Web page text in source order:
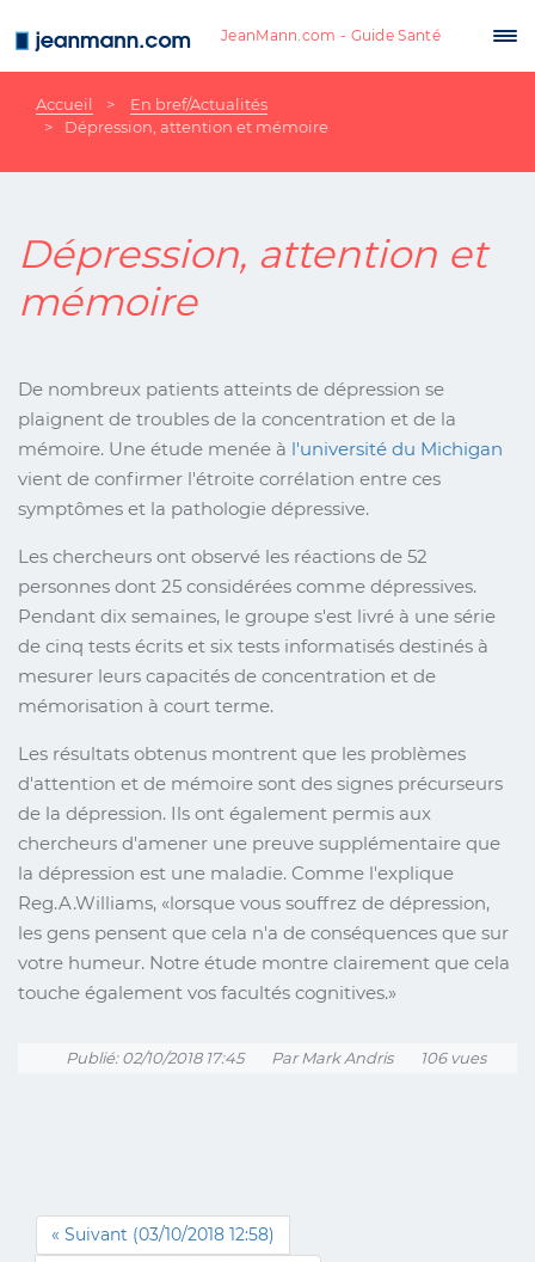
JeanMann.com - Guide Santé
Accueil
En bref/Actualités
Dépression, attention et mémoire
Dépression, attention et
mémoire
De nombreux patients atteints de dépression se
plaignent de troubles de la concentration et de la
mémoire. Une étude menée à l'université du Michigan
vient de confirmer l'étroite corrélation entre ces
symptômes et la pathologie dépressive.
Les chercheurs ont observé les réactions de 52
personnes dont 25 considérées comme dépressives.
Pendant dix semaines, le groupe s'est livré à une série
de cinq tests écrits et six tests informatisés destinés à
mesurer leurs capacités de concentration et de
mémorisation à court terme.
Les résultats obtenus montrent que les problèmes
d'attention et de mémoire sont des signes précurseurs
de la dépression. Ils ont également permis aux
chercheurs d'amener une preuve supplémentaire que
la dépression est une maladie. Comme l'explique
Reg.A.Williams,
lorsque vous souffrez de dépression,
les gens pensent que cela n'a de conséquences que sur
votre humeur. Notre étude montre clairement que cela
touche également vos facultés cognitives.
Publié: 02/10/2018 17:45 Par Mark Andris 106 vues
« Suivant (03/10/2018 12:58)